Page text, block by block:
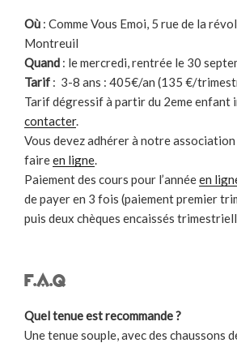
Où : Comme Vous Emoi, 5 rue de la
Montreuil
Quand : le mercredi, rentrée le 30
Tarif : 3-8 ans : 405€/an (135 €/
Tarif dégressif à partir du 2eme enfant
contacter.
Vous devez adhérer à notre
faireen ligne.
Paiement des cours pour l’annéeen
de payer en 3 fois (paiement premier
puis deux chèques encaissés
F.A.Q
Quel tenue est recommande ?
Une tenue souple, avec des chaussons